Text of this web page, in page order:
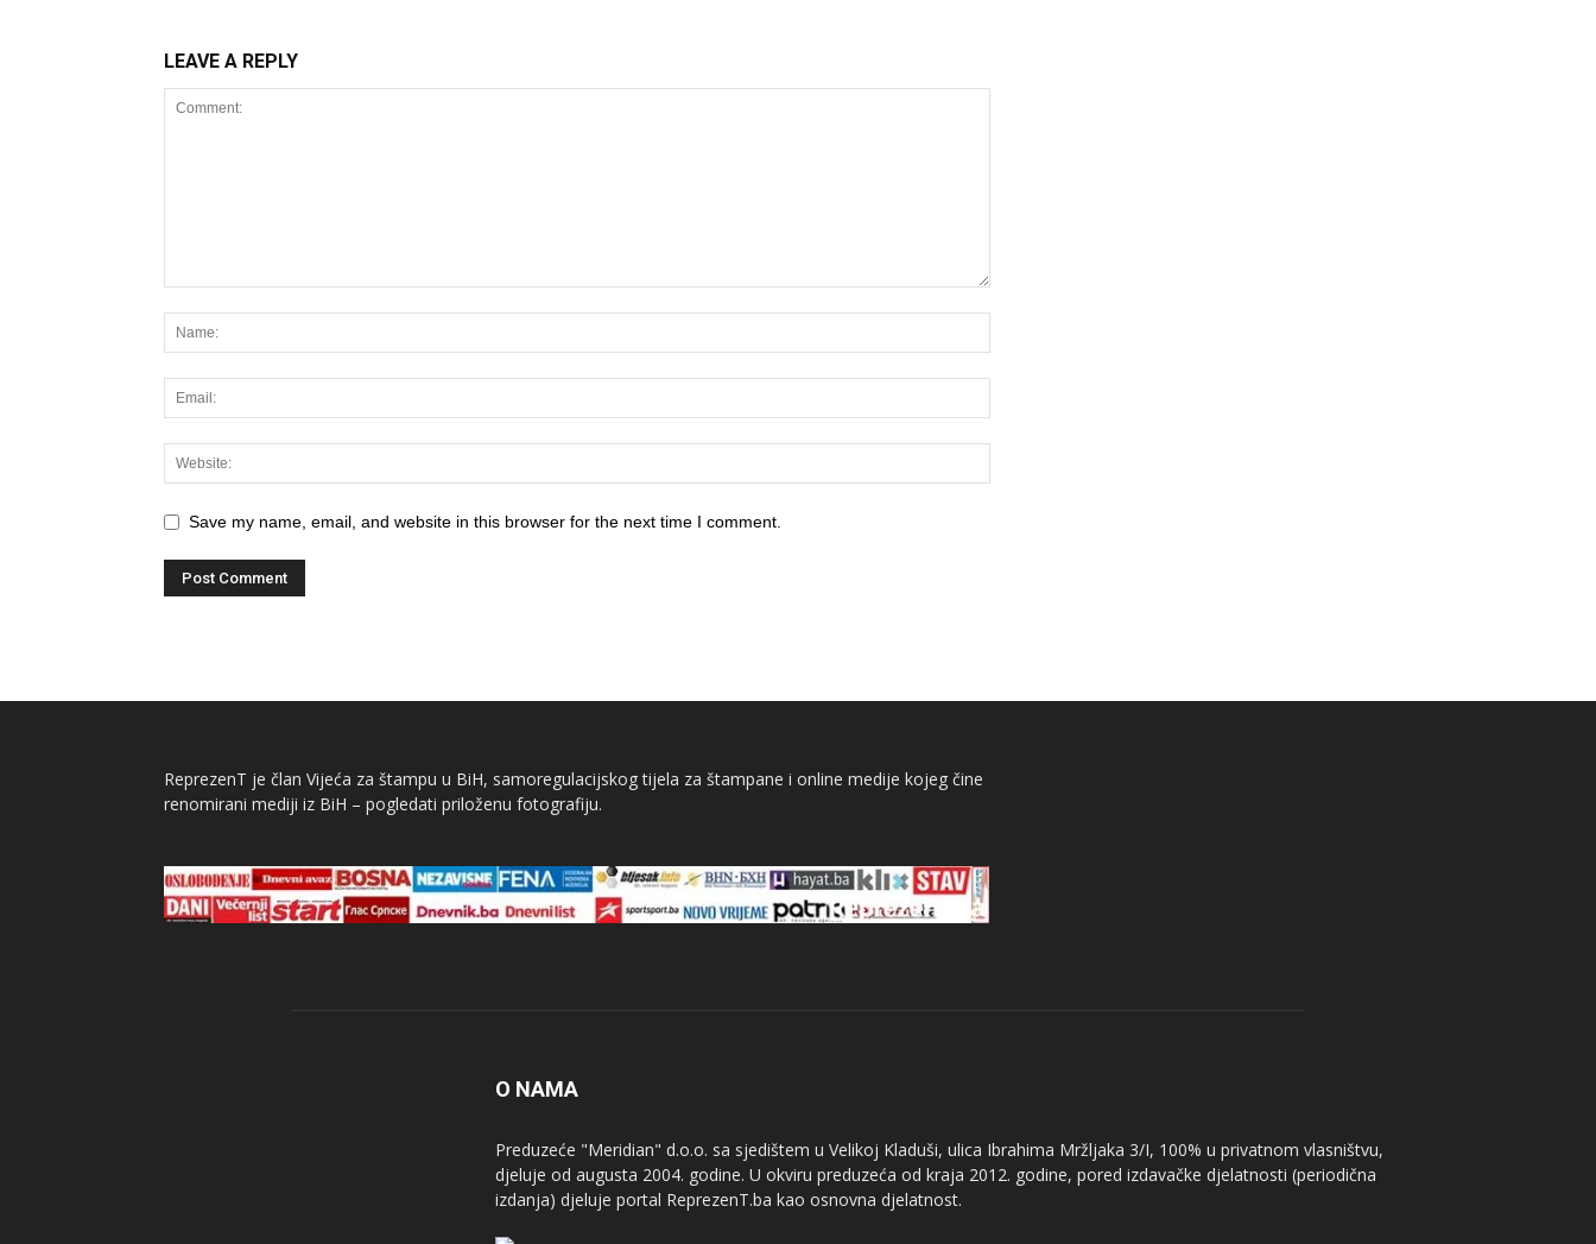
LEAVE A REPLY
Save my name, email, and website in this browser for the next time I comment.
ReprezenT je član Vijeća za štampu u BiH, samoregulacijskog tijela za štampane i online medije kojeg čine
renomirani mediji iz BiH – pogledati priloženu fotografiju.
O NAMA
Preduzeće "Meridian" d.o.o. sa sjedištem u Velikoj Kladuši, ulica Ibrahima Mržljaka 3/I, 100% u privatnom vlasništvu,
djeluje od augusta 2004. godine. U okviru preduzeća od kraja 2012. godine, pored izdavačke djelatnosti (periodična
izdanja) djeluje portal ReprezenT.ba kao osnovna djelatnost.